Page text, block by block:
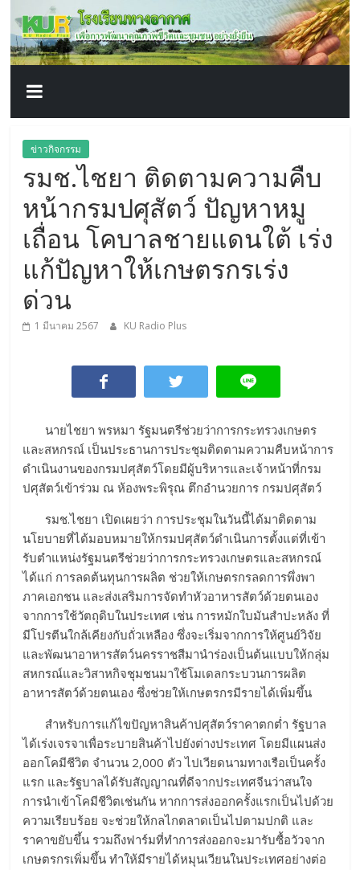
content
โรงเรียน
ทาง
อากาศ​
เพื่อ
พัฒนา
คุณภาพ
ชีวิต
ข่าวกิจกรรม
รมช.ไชยา ติดตามความคืบ
หน้ากรมปศุสัตว์ ปัญหาหมู
เถื่อน โคบาลชายแดนใต้ เร่ง
แก้ปัญหาให้เกษตรกรเร่ง
ด่วน
1 มีนาคม 2567 KU Radio Plus
นายไชยา พรหมา รัฐมนตรีช่วยว่าการกระทรวงเกษตร
และสหกรณ์ เป็นประธานการประชุมติดตามความคืบหน้าการ
ดำเนินงานของกรมปศุสัตว์โดยมีผู้บริหารและเจ้าหน้าที่กรม
ปศุสัตว์เข้าร่วม ณ ห้องพระพิรุณ ตึกอำนวยการ กรมปศุสัตว์
รมช.ไชยา เปิดเผยว่า การประชุมในวันนี้ได้มาติดตาม
นโยบายที่ได้มอบหมายให้กรมปศุสัตว์ดำเนินการตั้งแต่ที่เข้า
รับตำแหน่งรัฐมนตรีช่วยว่าการกระทรวงเกษตรและสหกรณ์
ได้แก่ การลดต้นทุนการผลิต ช่วยให้เกษตรกรลดการพึ่งพา
ภาคเอกชน และส่งเสริมการจัดทำหัวอาหารสัตว์ด้วยตนเอง
จากการใช้วัตถุดิบในประเทศ เช่น การหมักใบมันสำปะหลัง ที่
มีโปรตีนใกล้เคียงกับถั่วเหลือง ซึ่งจะเริ่มจากการให้ศูนย์วิจัย
และพัฒนาอาหารสัตว์นครราชสีมานำร่องเป็นต้นแบบให้กลุ่ม
สหกรณ์และวิสาหกิจชุมชนมาใช้โมเดลกระบวนการผลิต
อาหารสัตว์ด้วยตนเอง ซึ่งช่วยให้เกษตรกรมีรายได้เพิ่มขึ้น
สำหรับการแก้ไขปัญหาสินค้าปศุสัตว์ราคาตกต่ำ รัฐบาล
ได้เร่งเจรจาเพื่อระบายสินค้าไปยังต่างประเทศ โดยมีแผนส่ง
ออกโคมีชีวิต จำนวน 2,000 ตัว ไปเวียดนามทางเรือเป็นครั้ง
แรก และรัฐบาลได้รับสัญญาณที่ดีจากประเทศจีนว่าสนใจ
การนำเข้าโคมีชีวิตเช่นกัน หากการส่งออกครั้งแรกเป็นไปด้วย
ความเรียบร้อย จะช่วยให้กลไกตลาดเป็นไปตามปกติ และ
ราคาขยับขึ้น รวมถึงฟาร์มที่ทำการส่งออกจะมารับซื้อวัวจาก
เกษตรกรเพิ่มขึ้น ทำให้มีรายได้หมุนเวียนในประเทศอย่างต่อ